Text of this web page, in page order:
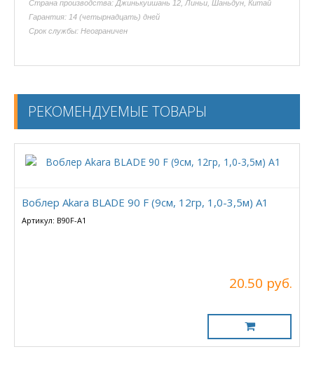
Страна производства: Джинькуишань 12, Линьи, Шаньдун, Китай
Гарантия: 14 (четырнадцать) дней
Срок службы: Неограничен
РЕКОМЕНДУЕМЫЕ ТОВАРЫ
Воблер Akara BLADE 90 F (9см, 12гр, 1,0-3,5м) А1
Артикул: B90F-A1
20.50 руб.